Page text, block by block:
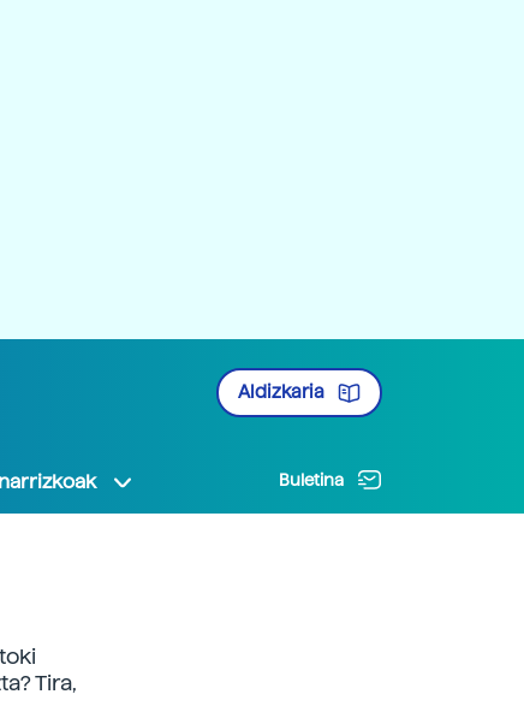
Aldizkaria
Buletina
Tira,